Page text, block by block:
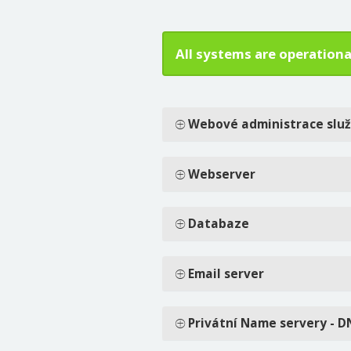
All systems are
Webové administrace
Webserver
Databaze
Email server
Privátní Name servery -